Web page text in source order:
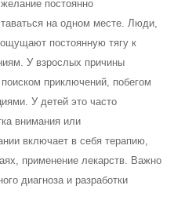
постоянно
на одном месте. Люди,
постоянную тягу к
У взрослых причины
приключений, побегом
У детей это часто
внимания или
включает в себя терапию,
применение лекарств. Важно
диагноза и разработки